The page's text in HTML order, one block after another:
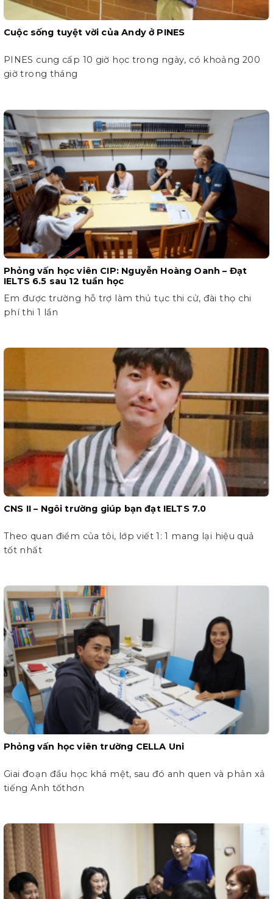
Cuộc sống tuyệt vời của Andy ở PINES
PINES cung cấp 10 giờ học trong ngày, có khoảng 200
giờ trong tháng
Phỏng vấn học viên CIP: Nguyễn Hoàng Oanh – Đạt
IELTS 6.5 sau 12 tuần học
Em được trường hỗ trợ làm thủ tục thi cử, đài thọ chi
phí thi 1 lần
CNS II – Ngôi trường giúp bạn đạt IELTS 7.0
Theo quan điểm của tôi, lớp viết 1: 1 mang lại hiệu quả
tốt nhất
Phỏng vấn học viên trường CELLA Uni
Giai đoạn đầu học khá mệt, sau đó anh quen và phản xả
tiếng Anh tốthơn